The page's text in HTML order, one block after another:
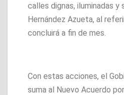
calles dignas, iluminadas y
Hernández Azueta, al
concluirá a fin de mes.
Con estas acciones, el
suma al Nuevo Acuerdo